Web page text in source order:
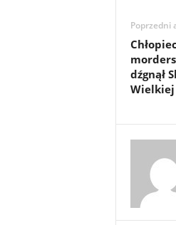
Poprzedni
dźgnął